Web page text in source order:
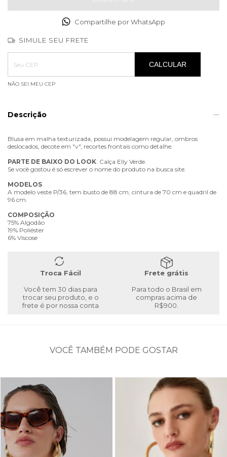
Compartilhe por WhatsApp
SIMULE SEU FRETE
Entregas para o CEP:
ALTERAR CEP
CALCULAR
NÃO SEI MEU CEP
Descrição
Blusa em malha texturizada, possui modelagem regular, ombros
deslocados, decote em "v", recortes frontais como detalhe.
PARTE DE BAIXO DO LOOK: Calça Elly Verde.
Se você gostou é só escrever o nome do produto na busca site.
MODELOS
A modelo veste P/36, tem busto de 88 cm, cintura de 70 cm e quadril de
96 cm.
COMPOSIÇÃO
75% Algodão
19% Poliéster
6% Viscose
Troca Fácil
Você tem 30 dias para
trocar seu produto, e o
frete é por nossa conta
Frete grátis
Para todo o Brasil em
compras acima de
R$900.
VOCÊ TAMBÉM PODE GOSTAR